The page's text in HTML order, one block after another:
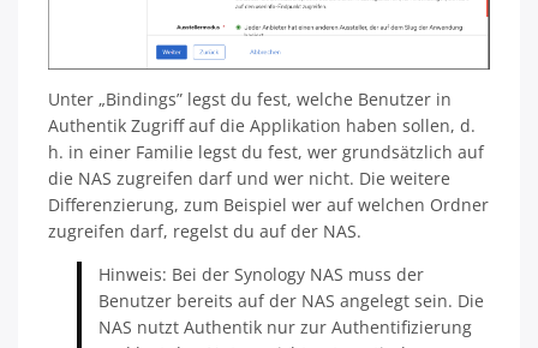
Unter „Bindings” legst du fest, welche Benutzer in
Authentik Zugriff auf die Applikation haben sollen, d.
h. in einer Familie legst du fest, wer grundsätzlich auf
die NAS zugreifen darf und wer nicht. Die weitere
Differenzierung, zum Beispiel wer auf welchen Ordner
zugreifen darf, regelst du auf der NAS.
Hinweis: Bei der Synology NAS muss der
Benutzer bereits auf der NAS angelegt sein. Die
NAS nutzt Authentik nur zur Authentifizierung